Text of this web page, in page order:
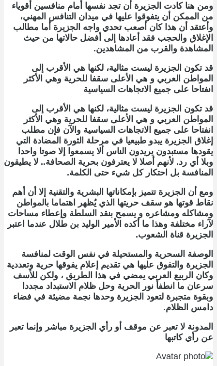
ومن هنا كادت الجزيرة أن تجد نفسها أمام منافسين أقوياء
من الممكن أن يتفوقوا عليها في ميدان التنافس المهني،
وأعتقد أن هذا كان أصعب تحدي واجه الجزيرة أما مطالب
الإغلاق والحجب فقد أعادها إلى أفضل حالاتها من حيث
المشاهدة والقرب من المشاهدين.
قد تكون الجزيرة ليست مثالية، لكنها هي الأقرب إلى
المواطن العربي و هي الأعلى سقفا للحرية وهي الأكثر
انفتاحا على جميع الاتجاهات السياسية
قد تكون الجزيرة ليست مثالية، لكنها هي الأقرب إلى
المواطن العربي و هي الأعلى سقفا للحرية وهي الأكثر
انفتاحا على جميع الاتجاهات السياسية والآن فإن مطلب
إغلاق الجزيرة يبدو طبيعيا في مرحلة الثورة المضادة التي
يقودها مستبدون يريدون الناس ألا يسمعوا إلا صوتا واحدا
وبلا أي رد. لأنهم أصلا لا يعترفون بحرية الصحافة.. لا يطيقون
المنافسة بل احتكار كل شيء حتى الكلمة.
ومع أن الجزيرة تتميز بإمكاناتها البشرية والتقنية إلا أن أهم
نقاط قوتها هو سقف حريتها الذي يُظهر اهتماما بالمواطن
ومشاكله ومشاعره و يسمح بنقد السلطة وإعطاء مساحات
لآراء مختلفة وهذا ما أكده الأمير الوليد بن طلال عندما اعتبر
الجزيرة قناة الشعوب.
الوصفة السحرية والمستحيلة في نفس الوقت لمنافسة
الجزيرة والتفوق عليها هي تقديم إعلام يفوقها حرية وتعددية
وكان الربيع العربي يمضي في هذا الطريق ، ولكن للأسف
سرعان ما انطفأ نور الحرية وحل ظلام الاستبداد مجددا
وبقوة متجبرة لتعود الجزيرة وحدها نجمة مضيئة في فضاء
دامس الظلام.
المدونة لا تعبر عن موقف أو رأي الجزيرة مباشر وإنما تعبر
عن رأي كاتبها